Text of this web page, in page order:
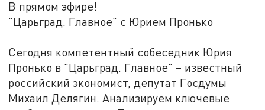
В прямом эфире!
"Царьград. Главное" с Юрием Пронько
Сегодня компетентный собеседник Юрия
Пронько в "Царьград. Главное" – известный
российский экономист, депутат Госдумы
Михаил Делягин. Анализируем ключевые